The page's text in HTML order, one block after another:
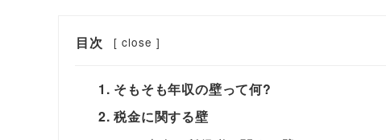
目次 [ close ]
1. そもそも年収の壁って何?
2. 税金に関する壁